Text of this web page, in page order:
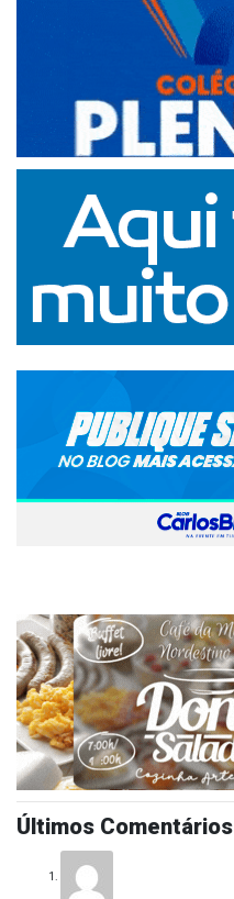
Últimos Comentários